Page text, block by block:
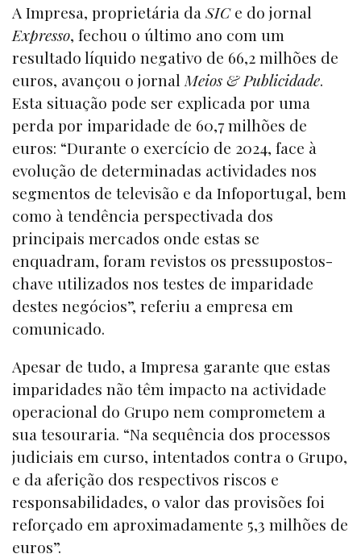
A Impresa, proprietária da SICe do jornal
Expresso, fechou o último ano com um
resultado líquido negativo de 66,2 milhões de
euros, avançou o jornal Meios & Publicidade.
Esta situação pode ser explicada por uma
perda por imparidade de 60,7 milhões de
euros: “Durante o exercício de 2024, face à
evolução de determinadas actividades nos
segmentos de televisão e da Infoportugal, bem
como à tendência perspectivada dos
principais mercados onde estas se
enquadram, foram revistos os pressupostos-
chave utilizados nos testes de imparidade
destes negócios”, referiu a empresa em
comunicado.
Apesar de tudo, a Impresa garante que estas
imparidades não têm impacto na actividade
operacional do Grupo nem comprometem a
sua tesouraria. “Na sequência dos processos
judiciais em curso, intentados contra o Grupo,
e da aferição dos respectivos riscos e
responsabilidades, o valor das provisões foi
reforçado em aproximadamente 5,3 milhões de
euros”.